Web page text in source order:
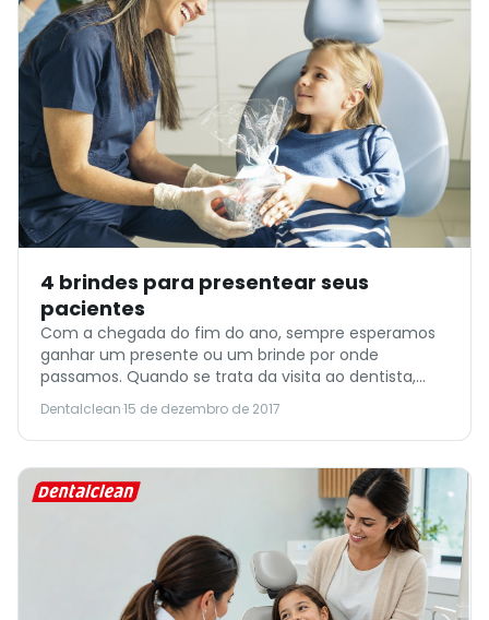
4 brindes para presentear seus
pacientes
Com a chegada do fim do ano, sempre esperamos
ganhar um presente ou um brinde por onde
passamos. Quando se trata da visita ao dentista,
sorriso durante todo o ano com um odontologista de
confiança. Por isso, se você atendeu seus fiéis
pacientes neste ano, não é […]
Dentalclean·15 de dezembro de 2017